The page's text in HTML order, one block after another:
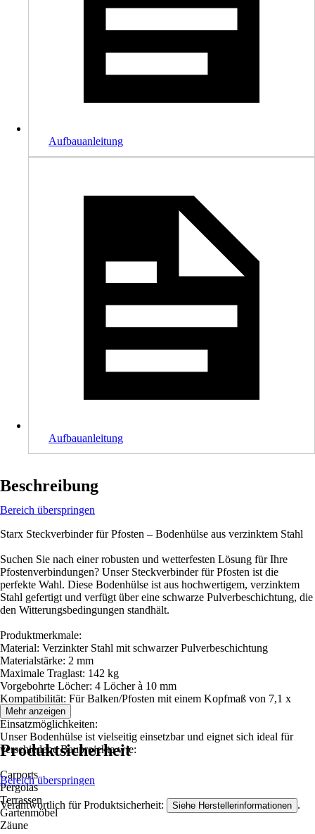
Aufbauanleitung
Aufbauanleitung
Beschreibung
Bereich überspringen
Starx Steckverbinder für Pfosten – Bodenhülse aus verzinktem Stahl
Suchen Sie nach einer robusten und wetterfesten Lösung für Ihre
Pfostenverbindungen? Unser Steckverbinder für Pfosten ist die
perfekte Wahl. Diese Bodenhülse ist aus hochwertigem, verzinktem
Stahl gefertigt und verfügt über eine schwarze Pulverbeschichtung, die
den Witterungsbedingungen standhält.
Produktmerkmale:
Material: Verzinkter Stahl mit schwarzer Pulverbeschichtung
Materialstärke: 2 mm
Maximale Traglast: 142 kg
Vorgebohrte Löcher: 4 Löcher à 10 mm
Kompatibilität: Für Balken/Pfosten mit einem Kopfmaß von 7,1 x
7,1cm
Einsatzmöglichkeiten:
Unser Bodenhülse ist vielseitig einsetzbar und eignet sich ideal für
verschiedene Bauprojekte wie:
Carports
Pergolas
Terrassen
Gartenmöbel
Zäune
Mehr anzeigen
Produktsicherheit
Bereich überspringen
Verantwortlich für Produktsicherheit: Siehe Herstellerinformationen .